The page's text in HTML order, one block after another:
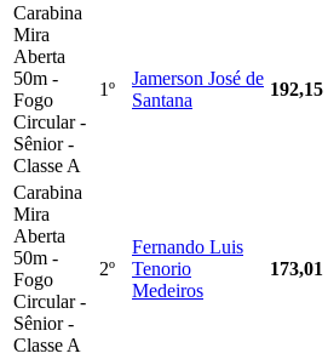
Carabina
Mira
Aberta
50m -
Fogo
Circular -
Sênior -
Classe A
1º
Jamerson José de
Santana
192,15
Carabina
Mira
Aberta
50m -
Fogo
Circular -
Sênior -
Classe A
2º
Fernando Luis
Tenorio
Medeiros
173,01